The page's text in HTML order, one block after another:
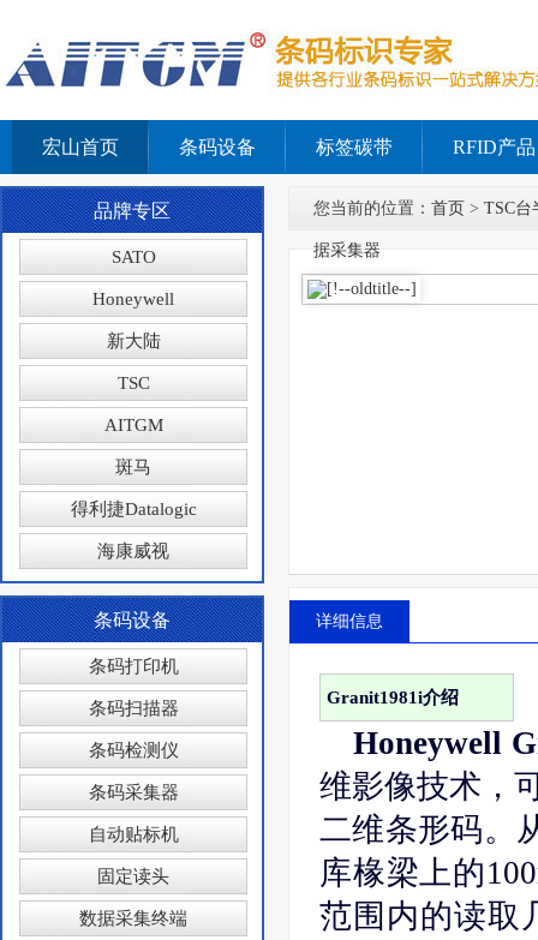
宏山首页 条码设备 标签碳带 RFID产品
品牌专区
SATO
Honeywell
新大陆
TSC
AITGM
斑马
得利捷Datalogic
海康威视
条码设备
条码打印机
条码扫描器
条码检测仪
条码采集器
自动贴标机
固定读头
数据采集终端
您当前的位置： 首页 > TSC台
据采集器
详细信息
Granit1981i介绍
Honeywell
维影像技术，
二维条形码。
库椽梁上的
范围内的读取